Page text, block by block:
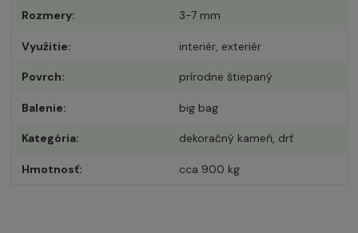
Rozmery 3-7 mm
Využitie interiér, exteriér
Povrch prírodne štiepaný
Balenie big bag
Kategória dekoračný kameň, drť
Hmotnosť cca 900 kg